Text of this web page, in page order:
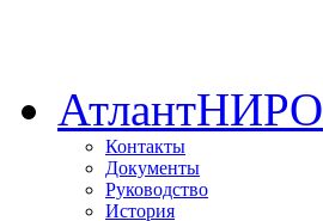
АтлантНИРО
Контакты
Документы
Руководство
История